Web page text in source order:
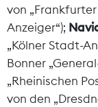
von
Anzeiger“);
„Kölner Stadt-
Bonner
„Rheinischen
von den